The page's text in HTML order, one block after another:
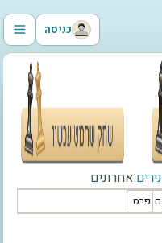
כניסה
אחרונים
פרס